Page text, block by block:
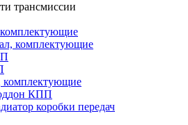
трансмиссии
комплектующие
КПП
коробки передач